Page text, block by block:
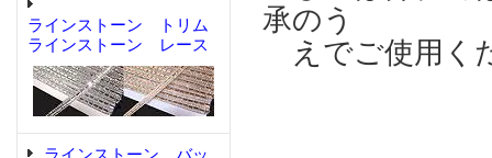
ラインストーン トリム
ラインストーン レース
承のう
えでご使用く